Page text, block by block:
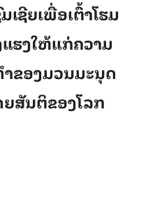
ຊີຍເພື່ອເຕົ້າໂຮມ
ຮງໃຫ້ແກ່ຄວາມ
ຂອງມວນມະນຸດ
ສັນຕິຂອງໂລກ